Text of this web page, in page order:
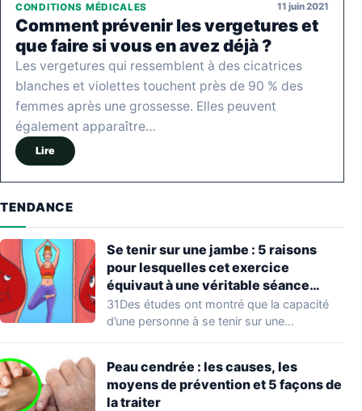
CONDITIONS MÉDICALES 11 juin 2021
Comment prévenir les vergetures et
que faire si vous en avez déjà ?
Les vergetures qui ressemblent à des cicatrices
blanches et violettes touchent près de 90 % des
femmes après une grossesse. Elles peuvent
également apparaître…
Lire
TENDANCE
Se tenir sur une jambe : 5 raisons
pour lesquelles cet exercice
équivaut à une véritable séance
d’entraînement
31Des études ont montré que la capacité
d’une personne à se tenir sur une…
Peau cendrée : les causes, les
moyens de prévention et 5 façons de
la traiter